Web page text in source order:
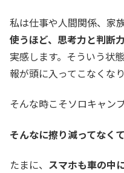
私は仕事や人間関係、家
使うほど、思考力と判断
実感します。そういう状
報が頭に入ってこなくなり
そんな時こそソロキャン
そんなに擦り減ってなく
たまに、 スマホも車の中